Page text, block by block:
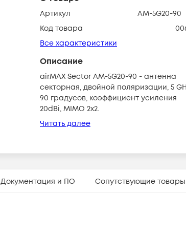
Артикул
AM-5G20-90
Код товара
Все характеристики
Описание
airMAX Sector AM-5G20-90 - антенна
секторная, двойной поляризации, 5
90 градусов, коэффициент усиления
20dBi, MIMO 2x2.
Читать далее
Документация и ПО Сопутствующие товары